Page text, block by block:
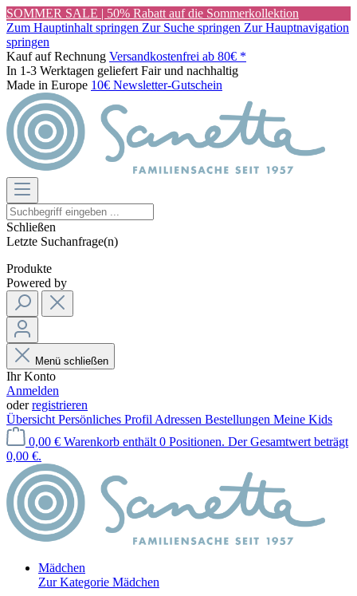
SOMMER SALE | 50% Rabatt auf die Sommerkollektion
Zum Hauptinhalt springen Zur Suche springen Zur Hauptnavigation
springen
Kauf auf Rechnung Versandkostenfrei ab 80€ *
In 1-3 Werktagen geliefert Fair und nachhaltig
Made in Europe 10€ Newsletter-Gutschein
Schließen
Letzte Suchanfrage(n)
Produkte
Powered by
Menü schließen
Ihr Konto
Anmelden
oderregistrieren
Übersicht Persönliches Profil Adressen Bestellungen Meine Kids
0,00 € Warenkorb enthält 0 Positionen. Der Gesamtwert beträgt
0,00 €.
Mädchen
Zur Kategorie Mädchen